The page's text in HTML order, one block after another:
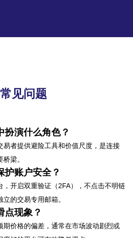
常见问题
扮演什么角色？
易者提供避险工具和价值尺度，是连接
梁。
护账户安全？
，开启双重验证（2FA），不点击不明链
的交易专用邮箱。
点现象？
期价格的偏差，通常在市场波动剧烈或